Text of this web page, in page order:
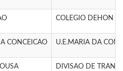
COLEGIO DEHON
CONCEICAO U.E.MARIA DA
DIVISAO DE